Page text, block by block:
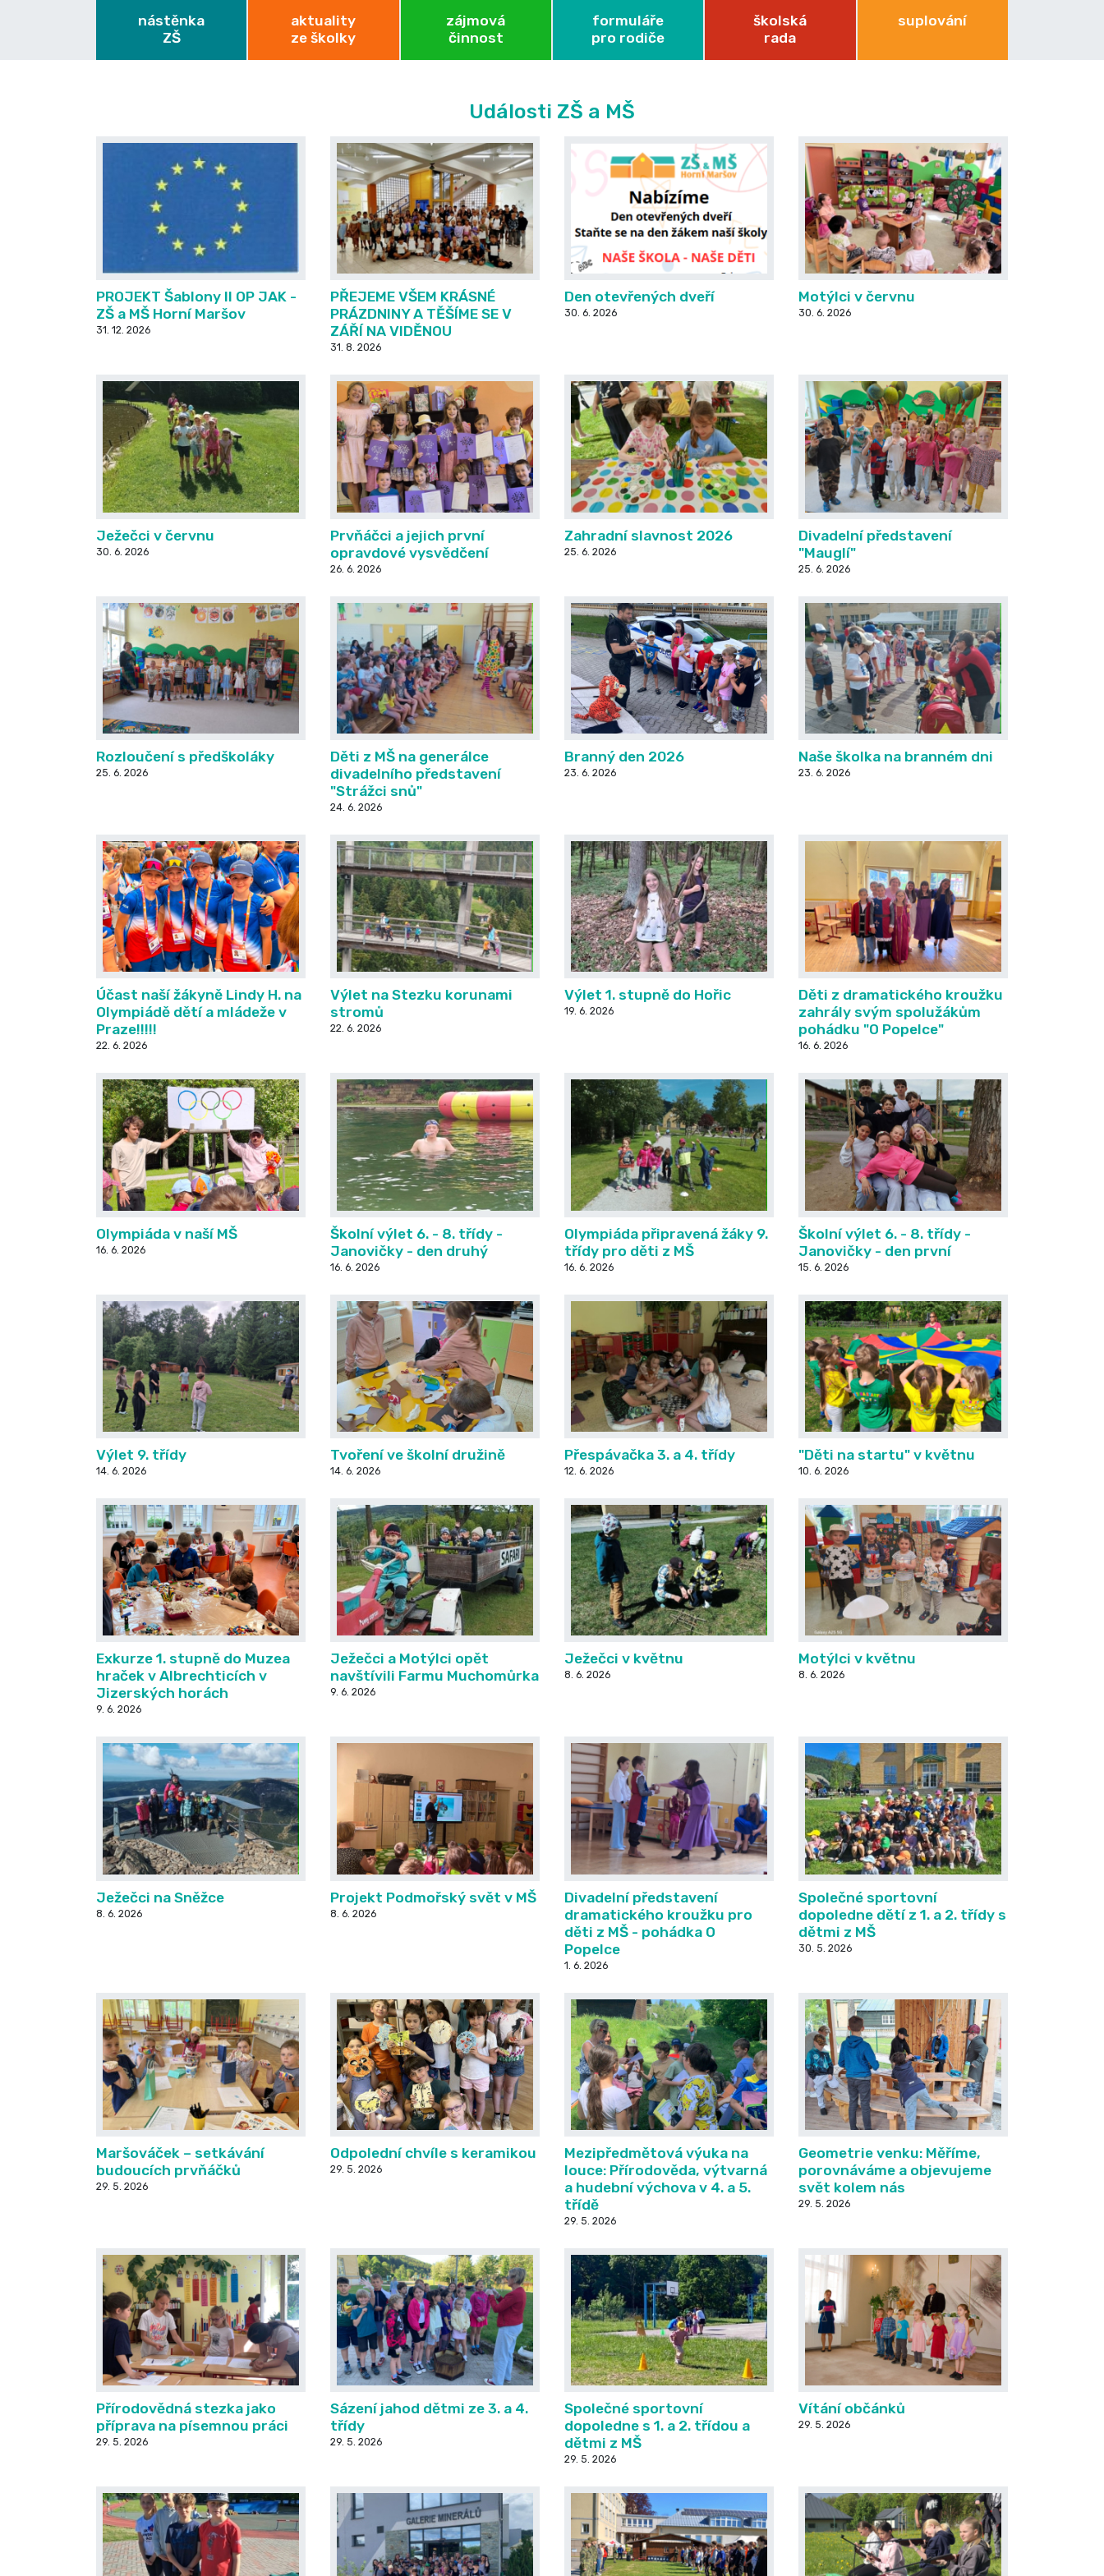
nástěnka
ZŠ
aktuality
ze školky
zájmová
činnost
formuláře
pro rodiče
školská
rada
suplování
Události ZŠ a MŠ
PROJEKT Šablony II OP JAK -
ZŠ a MŠ Horní Maršov
31. 12. 2026
PŘEJEME VŠEM KRÁSNÉ
PRÁZDNINY A TĚŠÍME SE V
ZÁŘÍ NA VIDĚNOU
31. 8. 2026
Den otevřených dveří
30. 6. 2026
Motýlci v červnu
30. 6. 2026
Ježečci v červnu
30. 6. 2026
Prvňáčci a jejich první
opravdové vysvědčení
26. 6. 2026
Zahradní slavnost 2026
25. 6. 2026
Divadelní představení
"Mauglí"
25. 6. 2026
Rozloučení s předškoláky
25. 6. 2026
Děti z MŠ na generálce
divadelního představení
"Strážci snů"
24. 6. 2026
Branný den 2026
23. 6. 2026
Naše školka na branném dni
23. 6. 2026
Účast naší žákyně Lindy H. na
Olympiádě dětí a mládeže v
Praze!!!!!
22. 6. 2026
Výlet na Stezku korunami
stromů
22. 6. 2026
Výlet 1. stupně do Hořic
19. 6. 2026
Děti z dramatického kroužku
zahrály svým spolužákům
pohádku "O Popelce"
16. 6. 2026
Olympiáda v naší MŠ
16. 6. 2026
Školní výlet 6. - 8. třídy -
Janovičky - den druhý
16. 6. 2026
Olympiáda připravená žáky 9.
třídy pro děti z MŠ
16. 6. 2026
Školní výlet 6. - 8. třídy -
Janovičky - den první
15. 6. 2026
Výlet 9. třídy
14. 6. 2026
Tvoření ve školní družině
14. 6. 2026
Přespávačka 3. a 4. třídy
12. 6. 2026
"Děti na startu" v květnu
10. 6. 2026
Exkurze 1. stupně do Muzea
hraček v Albrechticích v
Jizerských horách
9. 6. 2026
Ježečci a Motýlci opět
navštívili Farmu Muchomůrka
9. 6. 2026
Ježečci v květnu
8. 6. 2026
Motýlci v květnu
8. 6. 2026
Ježečci na Sněžce
8. 6. 2026
Projekt Podmořský svět v MŠ
8. 6. 2026
Divadelní představení
dramatického kroužku pro
děti z MŠ - pohádka O
Popelce
1. 6. 2026
Společné sportovní
dopoledne dětí z 1. a 2. třídy s
dětmi z MŠ
30. 5. 2026
Maršováček – setkávání
budoucích prvňáčků
29. 5. 2026
Odpolední chvíle s keramikou
29. 5. 2026
Mezipředmětová výuka na
louce: Přírodověda, výtvarná
a hudební výchova v 4. a 5.
třídě
29. 5. 2026
Geometrie venku: Měříme,
porovnáváme a objevujeme
svět kolem nás
29. 5. 2026
Přírodovědná stezka jako
příprava na písemnou práci
29. 5. 2026
Sázení jahod dětmi ze 3. a 4.
třídy
29. 5. 2026
Společné sportovní
dopoledne s 1. a 2. třídou a
dětmi z MŠ
29. 5. 2026
Vítání občánků
29. 5. 2026